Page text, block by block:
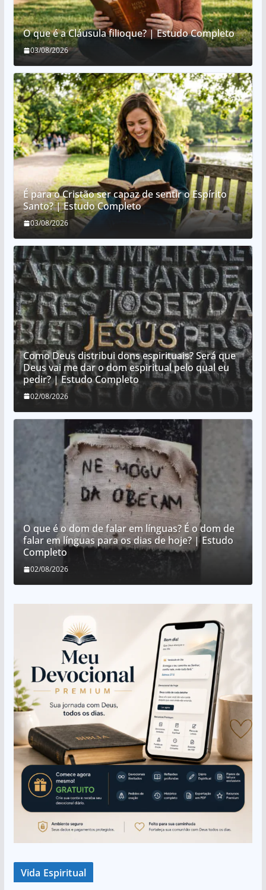
O que é a Cláusula filioque? | Estudo Completo
03/08/2026
É para o Cristão ser capaz de sentir o Espírito
Santo? | Estudo Completo
03/08/2026
Como Deus distribui dons espirituais? Será que
Deus vai me dar o dom espiritual pelo qual eu
pedir? | Estudo Completo
02/08/2026
O que é o dom de falar em línguas? É o dom de
falar em línguas para os dias de hoje? | Estudo
Completo
02/08/2026
Vida Espiritual